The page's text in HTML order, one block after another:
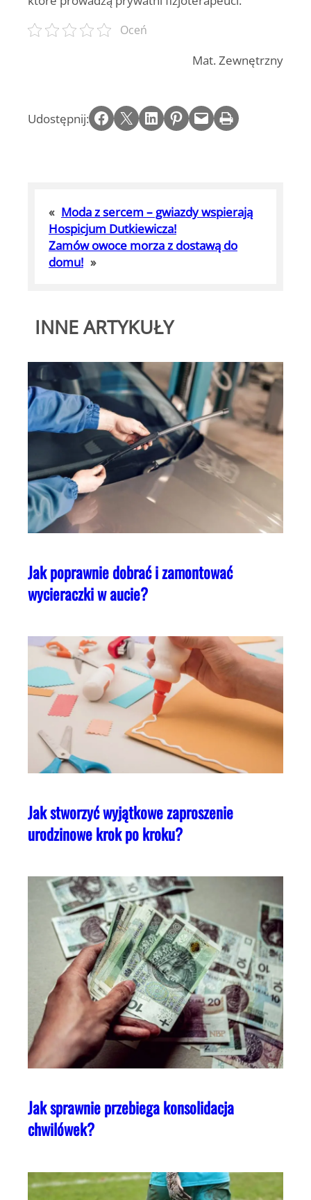
Oceń
Mat. Zewnętrzny
Udostępnij: Share on Facebook Email this Page Share on LinkedIn Share on Pinterest Email this Page Print this Page
« Moda z sercem – gwiazdy wspierają
Hospicjum Dutkiewicza!
Zamów owoce morza z dostawą do
domu! »
INNE ARTYKUŁY
Jak poprawnie dobrać i zamontować
wycieraczki w aucie?
Jak stworzyć wyjątkowe zaproszenie
urodzinowe krok po kroku?
Jak sprawnie przebiega konsolidacja
chwilówek?